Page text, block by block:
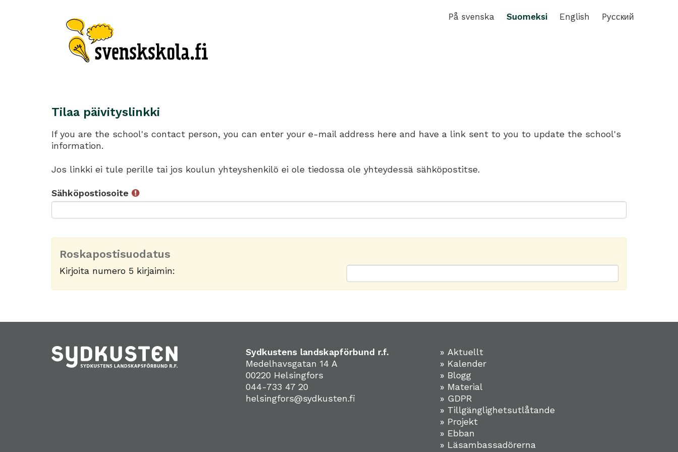
På svenska Suomeksi English Pусский
Tilaa päivityslinkki
If you are the school's contact person, you can enter your e-mail address here and have a link sent to you to update the school's
information.
Jos linkki ei tule perille tai jos koulun yhteyshenkilö ei ole tiedossa ole yhteydessä sähköpostitse.
Sähköpostiosoite
Roskapostisuodatus
Kirjoita numero 5 kirjaimin:
Sydkustens landskapförbund r.f.
Medelhavsgatan 14 A
00220 Helsingfors
044-733 47 20
helsingfors@sydkusten.fi
» Aktuellt
» Kalender
» Blogg
» Material
» GDPR
» Tillgänglighetsutlåtande
» Projekt
» Ebban
» Läsambassadörerna